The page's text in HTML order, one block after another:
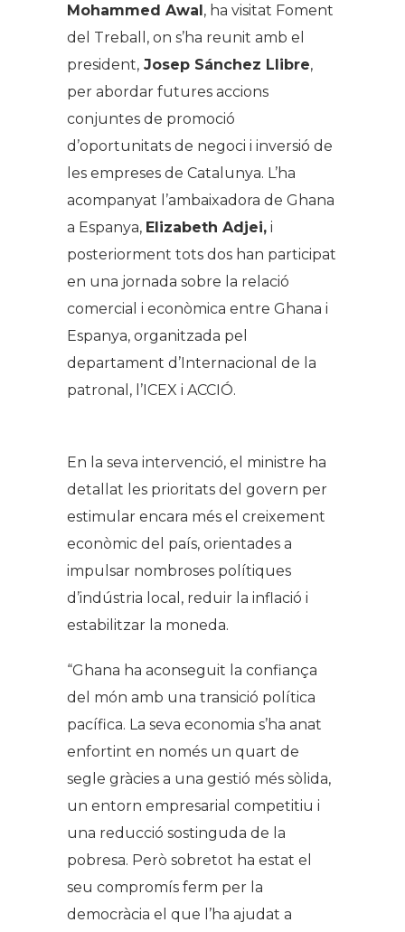
Mohammed Awal , ha visitat Foment
del Treball, on s’ha reunit amb el
president, Josep Sánchez Llibre,
per abordar futures accions
conjuntes de promoció
d’oportunitats de negoci i inversió de
les empreses de Catalunya. L’ha
acompanyat l’ambaixadora de Ghana
a Espanya, Elizabeth Adjei, i
posteriorment tots dos han participat
en una jornada sobre la relació
comercial i econòmica entre Ghana i
Espanya, organitzada pel
departament d’Internacional de la
patronal, l’ICEX i ACCIÓ.
En la seva intervenció, el ministre ha
detallat les prioritats del govern per
estimular encara més el creixement
econòmic del país, orientades a
impulsar nombroses polítiques
d’indústria local, reduir la inflació i
estabilitzar la moneda.
“Ghana ha aconseguit la confiança
del món amb una transició política
pacífica. La seva economia s’ha anat
enfortint en només un quart de
segle gràcies a una gestió més sòlida,
un entorn empresarial competitiu i
una reducció sostinguda de la
pobresa. Però sobretot ha estat el
seu compromís ferm per la
democràcia el que l’ha ajudat a